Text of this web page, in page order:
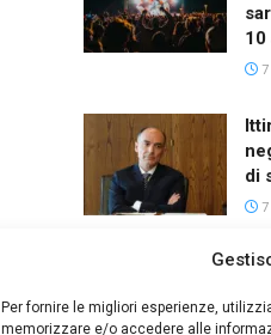
Per fornire le migliori esperienze,
memorizzare e/o accedere alle
10
di